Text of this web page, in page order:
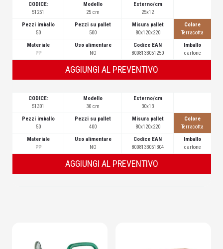
CODICE:
51251
Modello
25 cm
Esterno/cm
25x12
Pezzi imballo
50
Pezzi su pallet
500
Misura pallet
80x120x220
Colore
Terracotta
Materiale
PP
Uso alimentare
NO
Codice EAN
8008133051250
Imballo
cartone
AGGIUNGI AL PREVENTIVO
CODICE:
51301
Modello
30 cm
Esterno/cm
30x13
Pezzi imballo
50
Pezzi su pallet
400
Misura pallet
80x120x220
Colore
Terracotta
Materiale
PP
Uso alimentare
NO
Codice EAN
8008133051304
Imballo
cartone
AGGIUNGI AL PREVENTIVO